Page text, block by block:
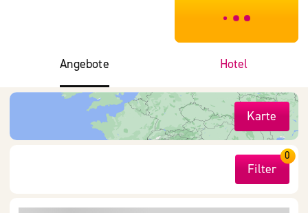
***************
Angebote Hotel
Karte
Filter
0